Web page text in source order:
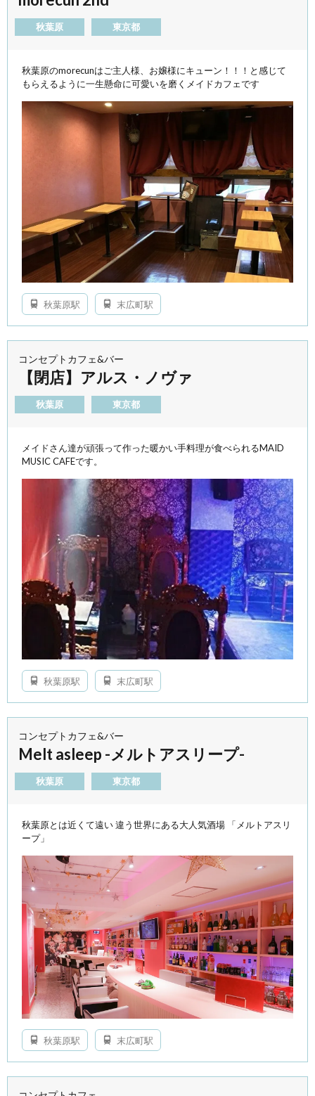
秋葉原 東京都
秋葉原のmorecunはご主人様、お嬢様にキューン！！！と感じて
もらえるように一生懸命に可愛いを磨くメイドカフェです
秋葉原駅 末広町駅
コンセプトカフェ&バー
【閉店】アルス・ノヴァ
秋葉原 東京都
メイドさん達が頑張って作った暖かい手料理が食べられるMAID
MUSIC CAFEです。
秋葉原駅 末広町駅
コンセプトカフェ&バー
Melt asleep -メルトアスリープ-
秋葉原 東京都
秋葉原とは近くて遠い 違う世界にある大人気酒場 「メルトアスリ
ープ」
秋葉原駅 末広町駅